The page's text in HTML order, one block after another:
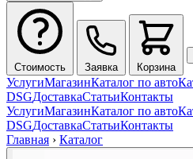
Стоимость Заявка Корзина
УслугиМагазинКаталог по авто
DSGДоставкаСтатьиКонтакты
УслугиМагазинКаталог по авто
DSGДоставкаСтатьиКонтакты
Главная › Каталог